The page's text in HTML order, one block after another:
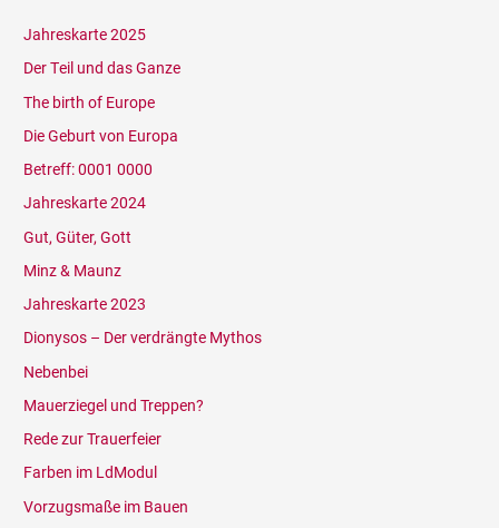
Jahreskarte 2025
Der Teil und das Ganze
The birth of Europe
Die Geburt von Europa
Betreff: 0001 0000
Jahreskarte 2024
Gut, Güter, Gott
Minz & Maunz
Jahreskarte 2023
Dionysos – Der verdrängte Mythos
Nebenbei
Mauerziegel und Treppen?
Rede zur Trauerfeier
Farben im LdModul
Vorzugsmaße im Bauen